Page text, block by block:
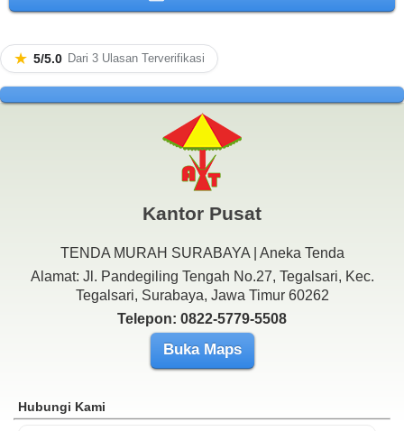
★ 5/5.0 Dari 3 Ulasan Terverifikasi
Kantor Pusat
TENDA MURAH SURABAYA | Aneka Tenda
Alamat: Jl. Pandegiling Tengah No.27, Tegalsari, Kec.
Tegalsari, Surabaya, Jawa Timur 60262
Telepon: 0822-5779-5508
Buka Maps
Hubungi Kami